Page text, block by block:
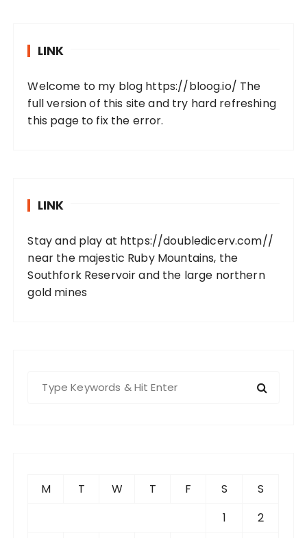
LINK
Welcome to my blog https://bloog.io/ The
full version of this site and try hard refreshing
this page to fix the error.
LINK
Stay and play at https://doubledicerv.com//
near the majestic Ruby Mountains, the
Southfork Reservoir and the large northern
gold mines
M T W T F S
S
1
2